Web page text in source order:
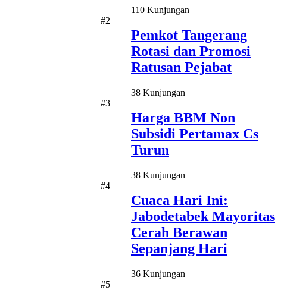
110 Kunjungan
#2
Pemkot Tangerang
Rotasi dan Promosi
Ratusan Pejabat
38 Kunjungan
#3
Harga BBM Non
Subsidi Pertamax Cs
Turun
38 Kunjungan
#4
Cuaca Hari Ini:
Jabodetabek Mayoritas
Cerah Berawan
Sepanjang Hari
36 Kunjungan
#5